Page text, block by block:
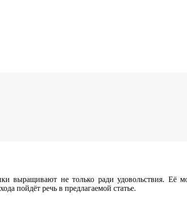
не только ради удовольствия. Её
пойдёт речь в предлагаемой статье.